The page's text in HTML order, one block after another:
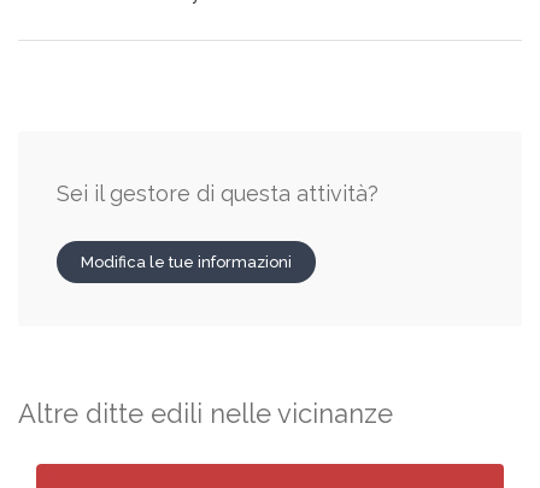
Sei il gestore di questa attività?
Modifica le tue informazioni
Altre ditte edili nelle vicinanze